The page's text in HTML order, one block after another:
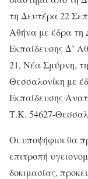
τη Δευτέρα 22
Αθήνα με έδρα τη
Εκπαίδευσης Δ’
21, Νέα Σμύρνη,
Θεσσαλονίκη με
Εκπαίδευσης
Τ.Κ. 54627-
Οι υποψήφιοι θα
επιτροπή
δοκιμασίας,